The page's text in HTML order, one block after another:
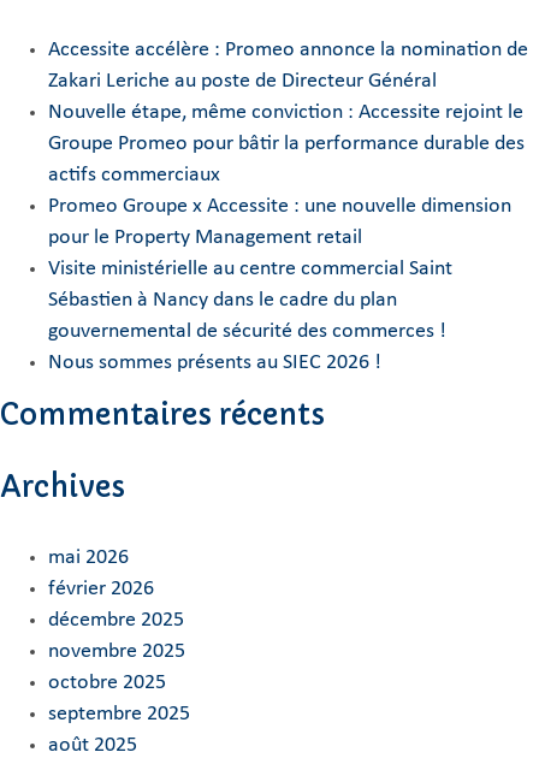
Accessite accélère : Promeo annonce la nomination de
Zakari Leriche au poste de Directeur Général
Nouvelle étape, même conviction : Accessite rejoint le
Groupe Promeo pour bâtir la performance durable des
actifs commerciaux
Promeo Groupe x Accessite : une nouvelle dimension
pour le Property Management retail
Visite ministérielle au centre commercial Saint
Sébastien à Nancy dans le cadre du plan
gouvernemental de sécurité des commerces !
Nous sommes présents au SIEC 2026 !
Commentaires récents
Archives
mai 2026
février 2026
décembre 2025
novembre 2025
octobre 2025
septembre 2025
août 2025